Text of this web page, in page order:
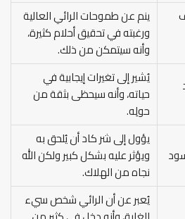
ينم عن طموحات الرائي العالية
ورغبته في تحقيق أحلام كثيرة،
وأنه سيتمكن من ذلك.
يُشير إلى تغيرات إيجابية في
حياته، وأنه سيحظى بثقة من
حولِه.
يؤول إلى شر كاد أن يُلحق به
ويؤثر عليه بشكل كبير ولكن الله
نجاه من الهلاك.
يُعبر عن أن الرائي شخص سيء